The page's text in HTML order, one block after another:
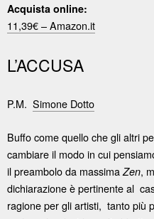
Acquista online:
11,39€ – Amazon.it
L’ACCUSA
P.M. Simone Dotto
Buffo come quello che gli altri
cambiare il modo in cui
il preambolo da massimaZen,
dichiarazione è pertinente al
ragione per gli artisti, tanto più